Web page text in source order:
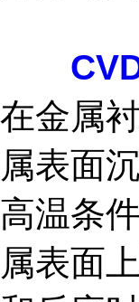
在金属
属表面
高温条
属表面